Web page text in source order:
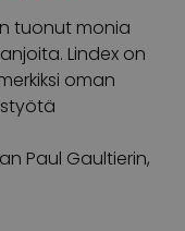
tuonut monia
Lindex on
oman
Paul Gaultierin,